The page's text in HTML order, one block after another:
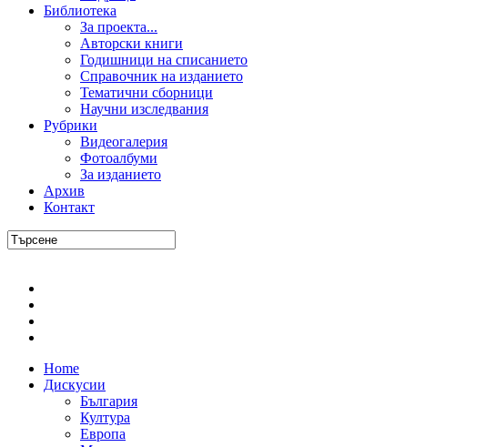
Библиотека
За проекта...
Авторски книги
Годишници на списанието
Справочник на изданието
Тематични сборници
Научни изследвания
Рубрики
Видеогалерия
Фотоалбуми
За изданието
Архив
Контакт
Home
Дискусии
България
Култура
Европа